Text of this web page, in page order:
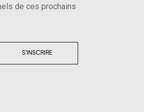
de ces prochains
S'INSCRIRE